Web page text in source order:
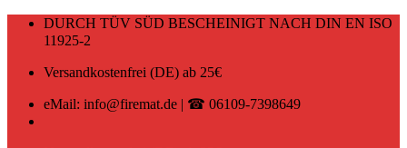
Zum
DURCH TÜV SÜD BESCHEINIGT NACH DIN EN ISO
11925-2
Versandkostenfrei (DE) ab 25€
eMail: info@firemat.de | ☎ 06109-7398649